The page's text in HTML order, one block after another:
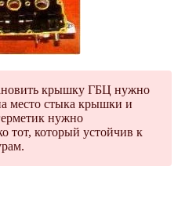
крышку ГБЦ нужно
место стыка крышки и
нужно
тот, который устойчив к